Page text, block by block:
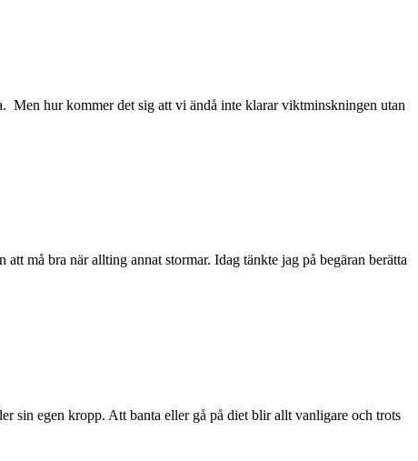
Men hur kommer det sig att vi ändå inte klarar viktminskningen utan
må bra när allting annat stormar. Idag tänkte jag på begäran berätta
sin egen kropp. Att banta eller gå på diet blir allt vanligare och trots